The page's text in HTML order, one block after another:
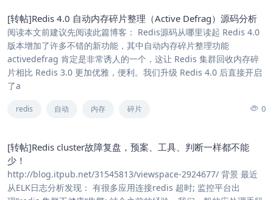
[转帖]Redis 4.0 自动内存碎片整理（Active Defrag）源码分析
阅读本文前建议先阅读此篇博客： Redis源码从哪里读起 Redis 4.0
版本增加了许多不错的新功能，其中自动内存碎片整理功能
activedefrag 肯定是非常诱人的一个，这让 Redis 集群回收内存碎
片相比 Redis 3.0 更加优雅，便利。我们升级 Redis 4.0 后直接开启
了a
redis 自动 内存 碎片 0
[转帖]Redis cluster故障复盘，预案、工具、判断一样都不能
少！
http://blog.itpub.net/31545813/viewspace-2924677/ 背景 最近
从ELK日志分析发现： 有很多应用连接redis 超时; 监控平台出